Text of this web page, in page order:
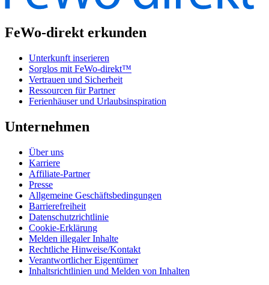
FeWo-direkt erkunden
Unterkunft inserieren
Sorglos mit FeWo-direkt™
Vertrauen und Sicherheit
Ressourcen für Partner
Ferienhäuser und Urlaubsinspiration
Unternehmen
Über uns
Karriere
Affiliate-Partner
Presse
Allgemeine Geschäftsbedingungen
Barrierefreiheit
Datenschutzrichtlinie
Cookie-Erklärung
Melden illegaler Inhalte
Rechtliche Hinweise/Kontakt
Verantwortlicher Eigentümer
Inhaltsrichtlinien und Melden von Inhalten